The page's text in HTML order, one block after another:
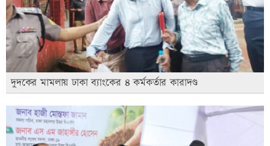
দুদকের মামলায় ঢাকা ব্যাংকের ৪ কর্মকর্তার কারাদণ্ড